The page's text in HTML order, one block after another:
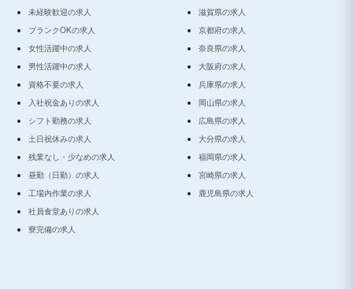
未経験歓迎の求人
ブランクOKの求人
女性活躍中の求人
男性活躍中の求人
資格不要の求人
入社祝金ありの求人
シフト勤務の求人
土日祝休みの求人
残業なし・少なめの求人
昼勤（日勤）の求人
工場内作業の求人
社員食堂ありの求人
寮完備の求人
滋賀県の求人
京都府の求人
奈良県の求人
大阪府の求人
兵庫県の求人
岡山県の求人
広島県の求人
大分県の求人
福岡県の求人
宮崎県の求人
鹿児島県の求人